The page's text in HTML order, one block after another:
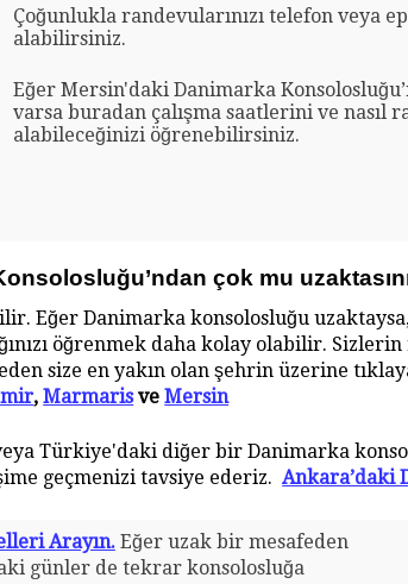
Çoğunlukla randevularınızı telefon veya
alabilirsiniz.
Eğer Mersin'daki Danimarka
varsa buradan çalışma saatlerini ve nasıl
alabileceğinizi öğrenebilirsiniz.
çok mu
Eğer Danimarka konsolosluğu
öğrenmek daha kolay olabilir.
size en yakın olan şehrin üzerine
,MarmarisveMersin
Türkiye'daki diğer bir Danimarka
geçmenizi tavsiye ederiz.Ankara’daki
Arayın.Eğer uzak bir mesafeden
günler de tekrar konsolosluğa